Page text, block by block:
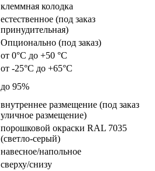
клеммная колодка
естественное (под заказ
принудительная)
Опционально (под заказ)
от 0°C до +50 °C
от -25°C до +65°C
до 95%
внутреннее размещение (под заказ
уличное размещение)
порошковой окраски RAL 7035
(светло-серый)
навесное/напольное
сверху/снизу